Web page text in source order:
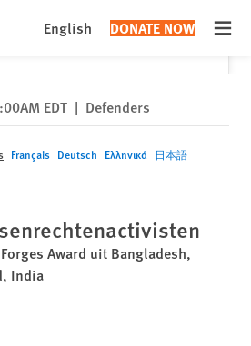
English DONATE NOW
this page in English?
EDT | Defenders
Français Deutsch Ελληνικά 日本語
Award uit Bangladesh,
India
Blueskyoptions